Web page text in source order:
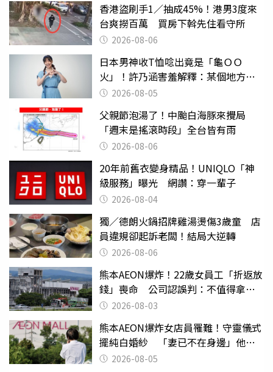
香港盜刷手1／抽成45%！港男3度來
台爽撈百萬 買房下斡先住看守所
2026-08-06
日本男神收T恤唸出竟是「龜ＯＯ
火」！許乃涵害羞解釋：某個地方燃
燒起來了
2026-08-05
父親節泡湯了！中颱白海豚來攪局
「週末是搖滾時段」全台皆有雨
2026-08-06
20年前舊衣變身精品！UNIQLO「神
級服務」曝光 網讚：穿一輩子
2026-08-04
獨／德朗火鍋招牌雞湯燙傷3歲童 店
員違規卻起訴老闆！結局大逆轉
2026-08-06
熊本AEON爆炸！22歲女員工「折返放
錢」喪命 公司認誤判：不值得拿命
換 2026-08-03
熊本AEON爆炸女店員罹難！守靈儀式
擺純白婚紗 「妻已不在身邊」他淚
喊：無法想像
2026-08-05